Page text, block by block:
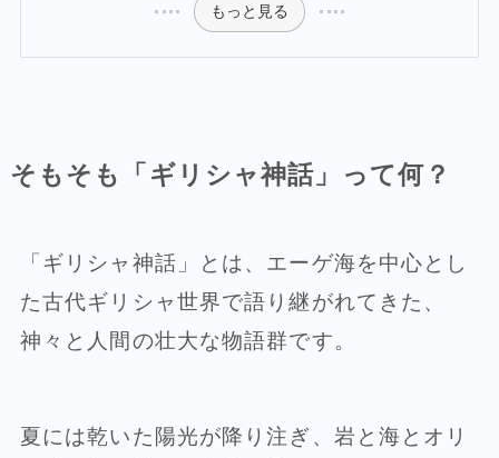
もっと見る
そもそも「ギリシャ神話」って何？
「ギリシャ神話」とは、エーゲ海を中心とし
た古代ギリシャ世界で語り継がれてきた、
神々と人間の壮大な物語群です。
夏には乾いた陽光が降り注ぎ、岩と海とオリ